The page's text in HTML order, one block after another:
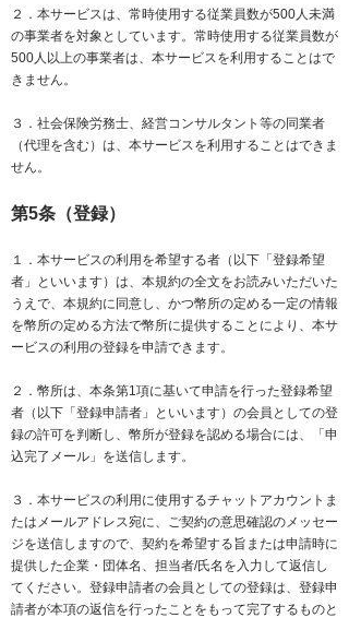
２．本サービスは、常時使用する従業員数が500人未満
の事業者を対象としています。​常時使用する従業員数が
500人以上の事業者は、本サービスを利用することはで
きません。
３．社会保険労務士、経営コンサルタント等の同業者
（代理を含む）は、本サービスを利用することはできま
せん。
第5条（登録）
１．本サービスの利用を希望する者（以下「登録希望
者」といいます）は、本規約の全文をお読みいただいた
うえで、本規約に同意し、かつ幣所の定める一定の情報
を幣所の定める方法で幣所に提供することにより、本サ
ービスの利用の登録を申請できます。
２．幣所は、本条第1項に基いて申請を行った登録希望
者（以下「登録申請者」といいます）の会員としての登
録の許可を判断し、幣所が登録を認める場合には、「申
込完了メール」を送信します。
３．本サービスの利用に使用するチャットアカウントま
たはメールアドレス宛に、ご契約の意思確認のメッセー
ジを送信しますので、契約を希望する旨または申請時に
提供した企業・団体名、担当者/氏名を入力して返信し
てください。登録申請者の会員としての登録は、登録申
請者が本項の返信を行ったことをもって完了するものと